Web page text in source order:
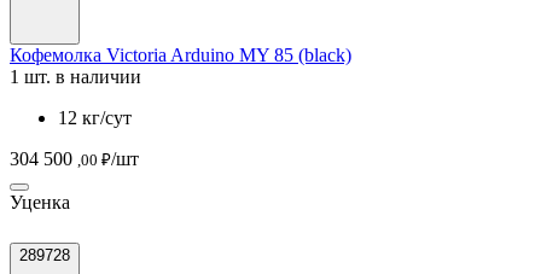
Кофемолка Victoria Arduino MY 85 (black)
1 шт. в наличии
12 кг/сут
304 500 ,00 ₽/шт
Уценка
289728